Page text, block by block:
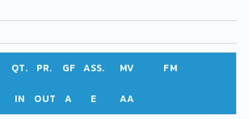
QT. PR. GF ASS. MV FM
IN OUT A E AA